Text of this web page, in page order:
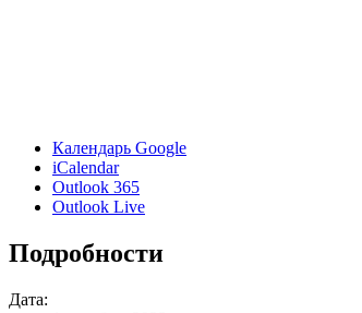
Календарь Google
iCalendar
Outlook 365
Outlook Live
Подробности
Дата: